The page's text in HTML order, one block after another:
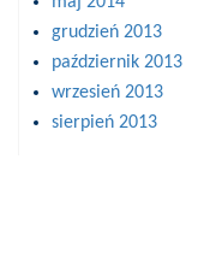
grudzień 2013
październik 2013
wrzesień 2013
sierpień 2013